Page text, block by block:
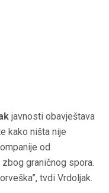
javnosti obavještava
kako ništa nije
od
graničnog spora.
tvdi Vrdoljak.